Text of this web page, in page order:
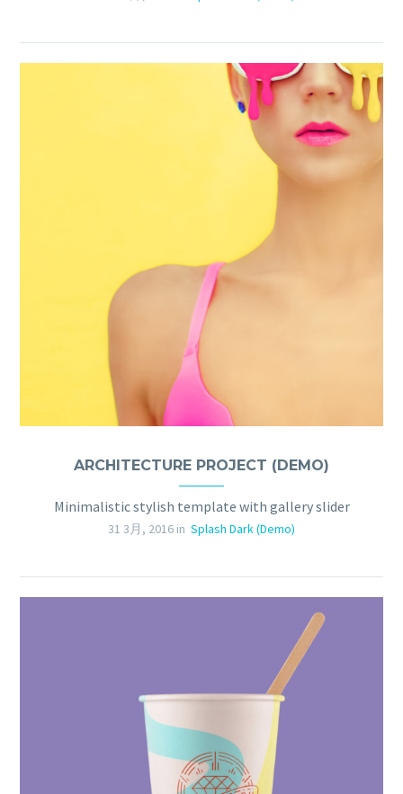
ARCHITECTURE PROJECT (DEMO)
Minimalistic stylish template with gallery slider
31 3月, 2016 in Splash Dark (Demo)